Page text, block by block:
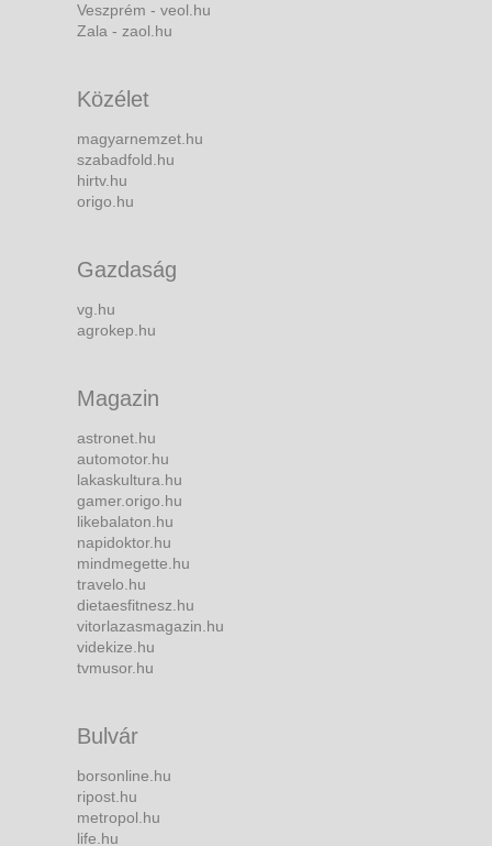
Veszprém - veol.hu
Zala - zaol.hu
Közélet
magyarnemzet.hu
szabadfold.hu
hirtv.hu
origo.hu
Gazdaság
vg.hu
agrokep.hu
Magazin
astronet.hu
automotor.hu
lakaskultura.hu
gamer.origo.hu
likebalaton.hu
napidoktor.hu
mindmegette.hu
travelo.hu
dietaesfitnesz.hu
vitorlazasmagazin.hu
videkize.hu
tvmusor.hu
Bulvár
borsonline.hu
ripost.hu
metropol.hu
life.hu